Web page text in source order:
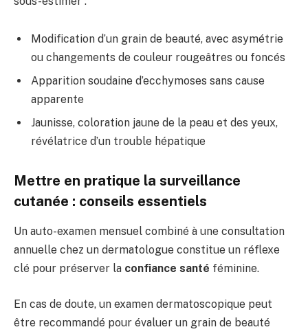
Modification d’un grain de beauté, avec asymétrie
ou changements de couleur rougeâtres ou foncés
Apparition soudaine d’ecchymoses sans cause
apparente
Jaunisse, coloration jaune de la peau et des yeux,
révélatrice d’un trouble hépatique
Mettre en pratique la surveillance
cutanée : conseils essentiels
Un auto-examen mensuel combiné à une consultation
annuelle chez un dermatologue constitue un réflexe
clé pour préserver la confiance santé féminine.
En cas de doute, un examen dermatoscopique peut
être recommandé pour évaluer un grain de beauté